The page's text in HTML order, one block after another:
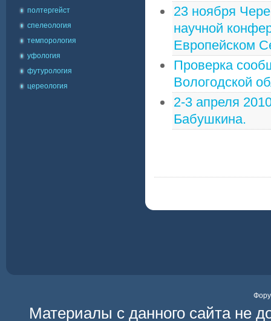
полтергейст
спелеология
темпорология
уфология
футурология
цереология
23 ноября
научной
Европейском
Проверка
Вологодской
2-3 апреля
Бабушкина.
Материалы с данного сайта не